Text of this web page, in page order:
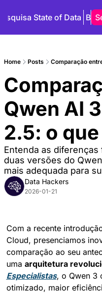
State of Data
Home Posts Comparação
Qwen AI
2.5: o
Entenda as
duas versões do
mais adequada para
Data Hackers
2026-01-21
Com a recente
Cloud, presenciamos
comparação ao seu
uma arquitetura
Especialistas, o Qwen 3
otimizado, maior